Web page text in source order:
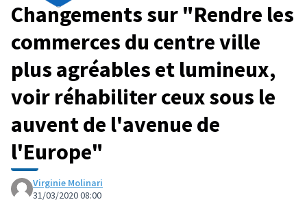
Changements sur "Rendre les
commerces du centre ville
plus agréables et lumineux,
voir réhabiliter ceux sous le
auvent de l'avenue de
l'Europe"
Virginie Molinari
31/03/2020 08:00